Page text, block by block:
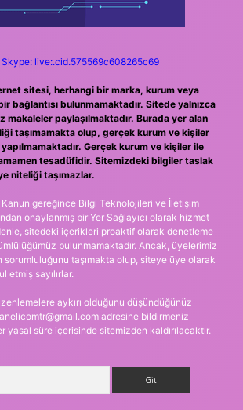
Skype: live:.cid.575569c608265c69
sitesi, herhangi bir marka, kurum veya
bağlantısı bulunmamaktadır. Sitede yalnızca
makaleler paylaşılmaktadır. Burada yer alan
taşımamakta olup, gerçek kurum ve kişiler
yapılmamaktadır. Gerçek kurum ve kişiler ile
tesadüfidir. Sitemizdeki bilgiler taslak
niteliği taşımazlar.
Kanun gereğince Bilgi Teknolojileri ve İletişim
onaylanmış bir Yer Sağlayıcı olarak hizmet
sitedeki içerikleri proaktif olarak denetleme
bulunmamaktadır. Ancak, üyelerimiz
sorumluluğunu taşımakta olup, siteye üye olarak
etmiş sayılırlar.
aykırı olduğunu düşündüğünüz
adresine bildirmeniz
yasal süre içerisinde sitemizden kaldırılacaktır.